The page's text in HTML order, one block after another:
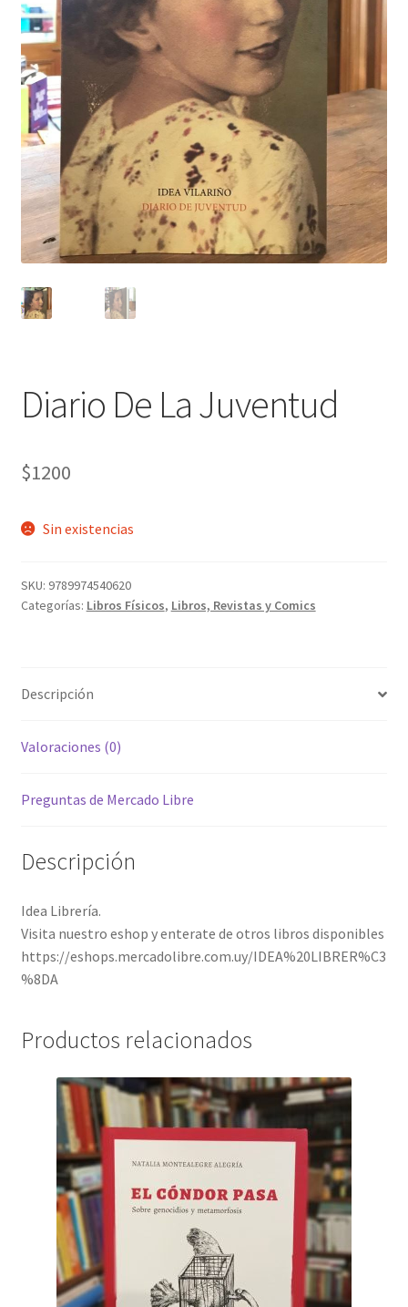
Diario De La Juventud
$1200
Sin existencias
SKU: 9789974540620
Categorías: Libros Físicos, Libros, Revistas y Comics
Descripción
Valoraciones (0)
Preguntas de Mercado Libre
Descripción
Idea Librería.
Visita nuestro eshop y enterate de otros libros disponibles
https://eshops.mercadolibre.com.uy/IDEA%20LIBRER%C3
%8DA
Productos relacionados